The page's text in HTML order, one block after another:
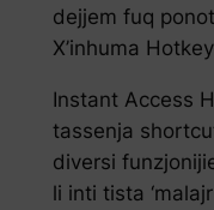
dejjem fuq
X’inhuma
Instant Access
tassenja
diversi
li inti tista